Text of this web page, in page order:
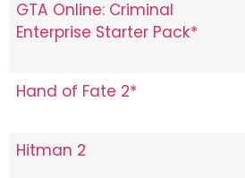
GTA Online: Criminal
Enterprise Starter Pack*
Hand of Fate 2*
Hitman 2